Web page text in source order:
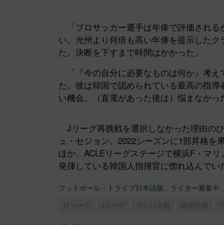
「プロサッカー選手は年俸で評価され
い。光州より何倍も高い年俸を提示した
た。決断を下すまで時間はかかった」
「『今の自分に必要なものは何か』考
た。彼は韓国で認められている最高の指
い機会。（直電があった後は）悩まなかっ
Jリーグ再挑戦を選択しなかった理由の
ュ・セジョン。2022シーズンに1部昇格
ほか、ACLEリーグステージで横浜F・マ
発揮している韓国人指揮官に惚れ込んでい
フットボール・トライブ日本語版、ライター募集中
J1リーグ Jリーグ ガンバ大阪 韓国代表